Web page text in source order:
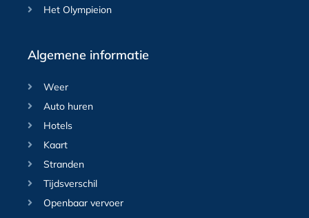
Het Olympieion
Algemene informatie
Weer
Auto huren
Hotels
Kaart
Stranden
Tijdsverschil
Openbaar vervoer